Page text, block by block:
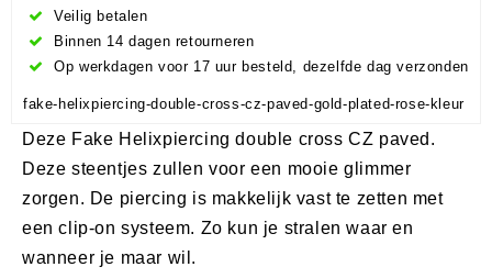
Veilig betalen
Binnen 14 dagen retourneren
Op werkdagen voor 17 uur besteld, dezelfde dag verzonden
fake-helixpiercing-double-cross-cz-paved-gold-plated-rose-kleur
Deze Fake Helixpiercing double cross CZ paved.
Deze steentjes zullen voor een mooie glimmer
zorgen. De piercing is makkelijk vast te zetten met
een clip-on systeem. Zo kun je stralen waar en
wanneer je maar wil.